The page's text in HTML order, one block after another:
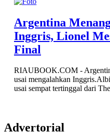
Argentina
Inggris, Lionel
Final
RIAUBOOK.COM -
usai mengalahkan
usai sempat tertinggal dari
Advertorial